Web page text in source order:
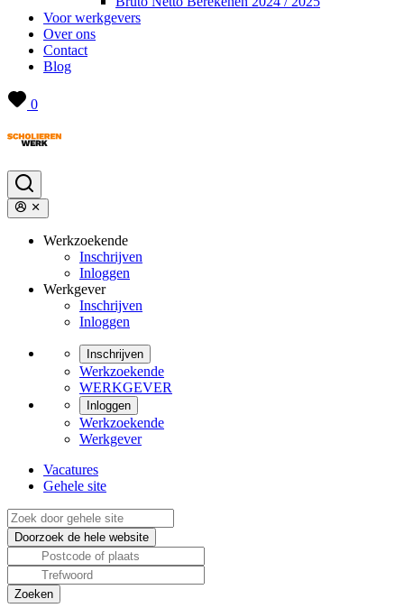
Voor werkgevers
Over ons
Contact
Blog
0
Werkzoekende
Inschrijven
Inloggen
Werkgever
Inschrijven
Inloggen
Inschrijven
Werkzoekende
WERKGEVER
Inloggen
Werkzoekende
Werkgever
Vacatures
Gehele site